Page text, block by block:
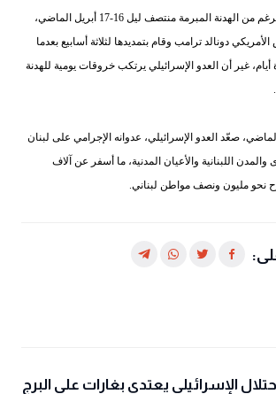
يأتي هذا العدوان على الرغم من الهدنة المبرمة منتصف ليل 16-17 أبريل الماضي،
دونالد ترامب وقام بتمديدها لثلاثة أسابيع بعدما
غير أن العدو الإسرائيلي يرتكب خروقات يومية للهدنة
صعّد العدو الإسرائيلي، عدوانه الإجرامي على لبنان
اللبنانية والأعيان المدنية، ما أسفر عن آلاف
نحو مليون ونصف مواطن لبناني.
الإسرائيلي يعتدي بغارات على البرج